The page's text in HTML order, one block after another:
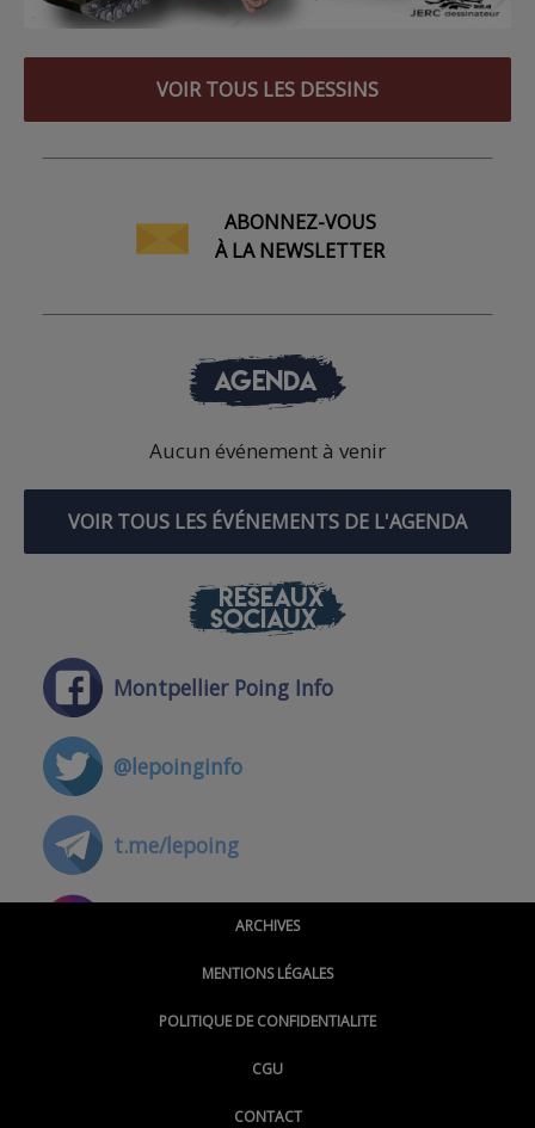
VOIR TOUS LES DESSINS
ABONNEZ-VOUS
À LA NEWSLETTER
AGENDA
Aucun événement à venir
VOIR TOUS LES ÉVÉNEMENTS DE L'AGENDA
RÉSEAUX
SOCIAUX
Montpellier Poing Info
@lepoinginfo
t.me/lepoing
@montpellierpoinginfo
@LePoingMontpellier
ARCHIVES
MENTIONS LÉGALES
POLITIQUE DE CONFIDENTIALITE
CGU
CONTACT